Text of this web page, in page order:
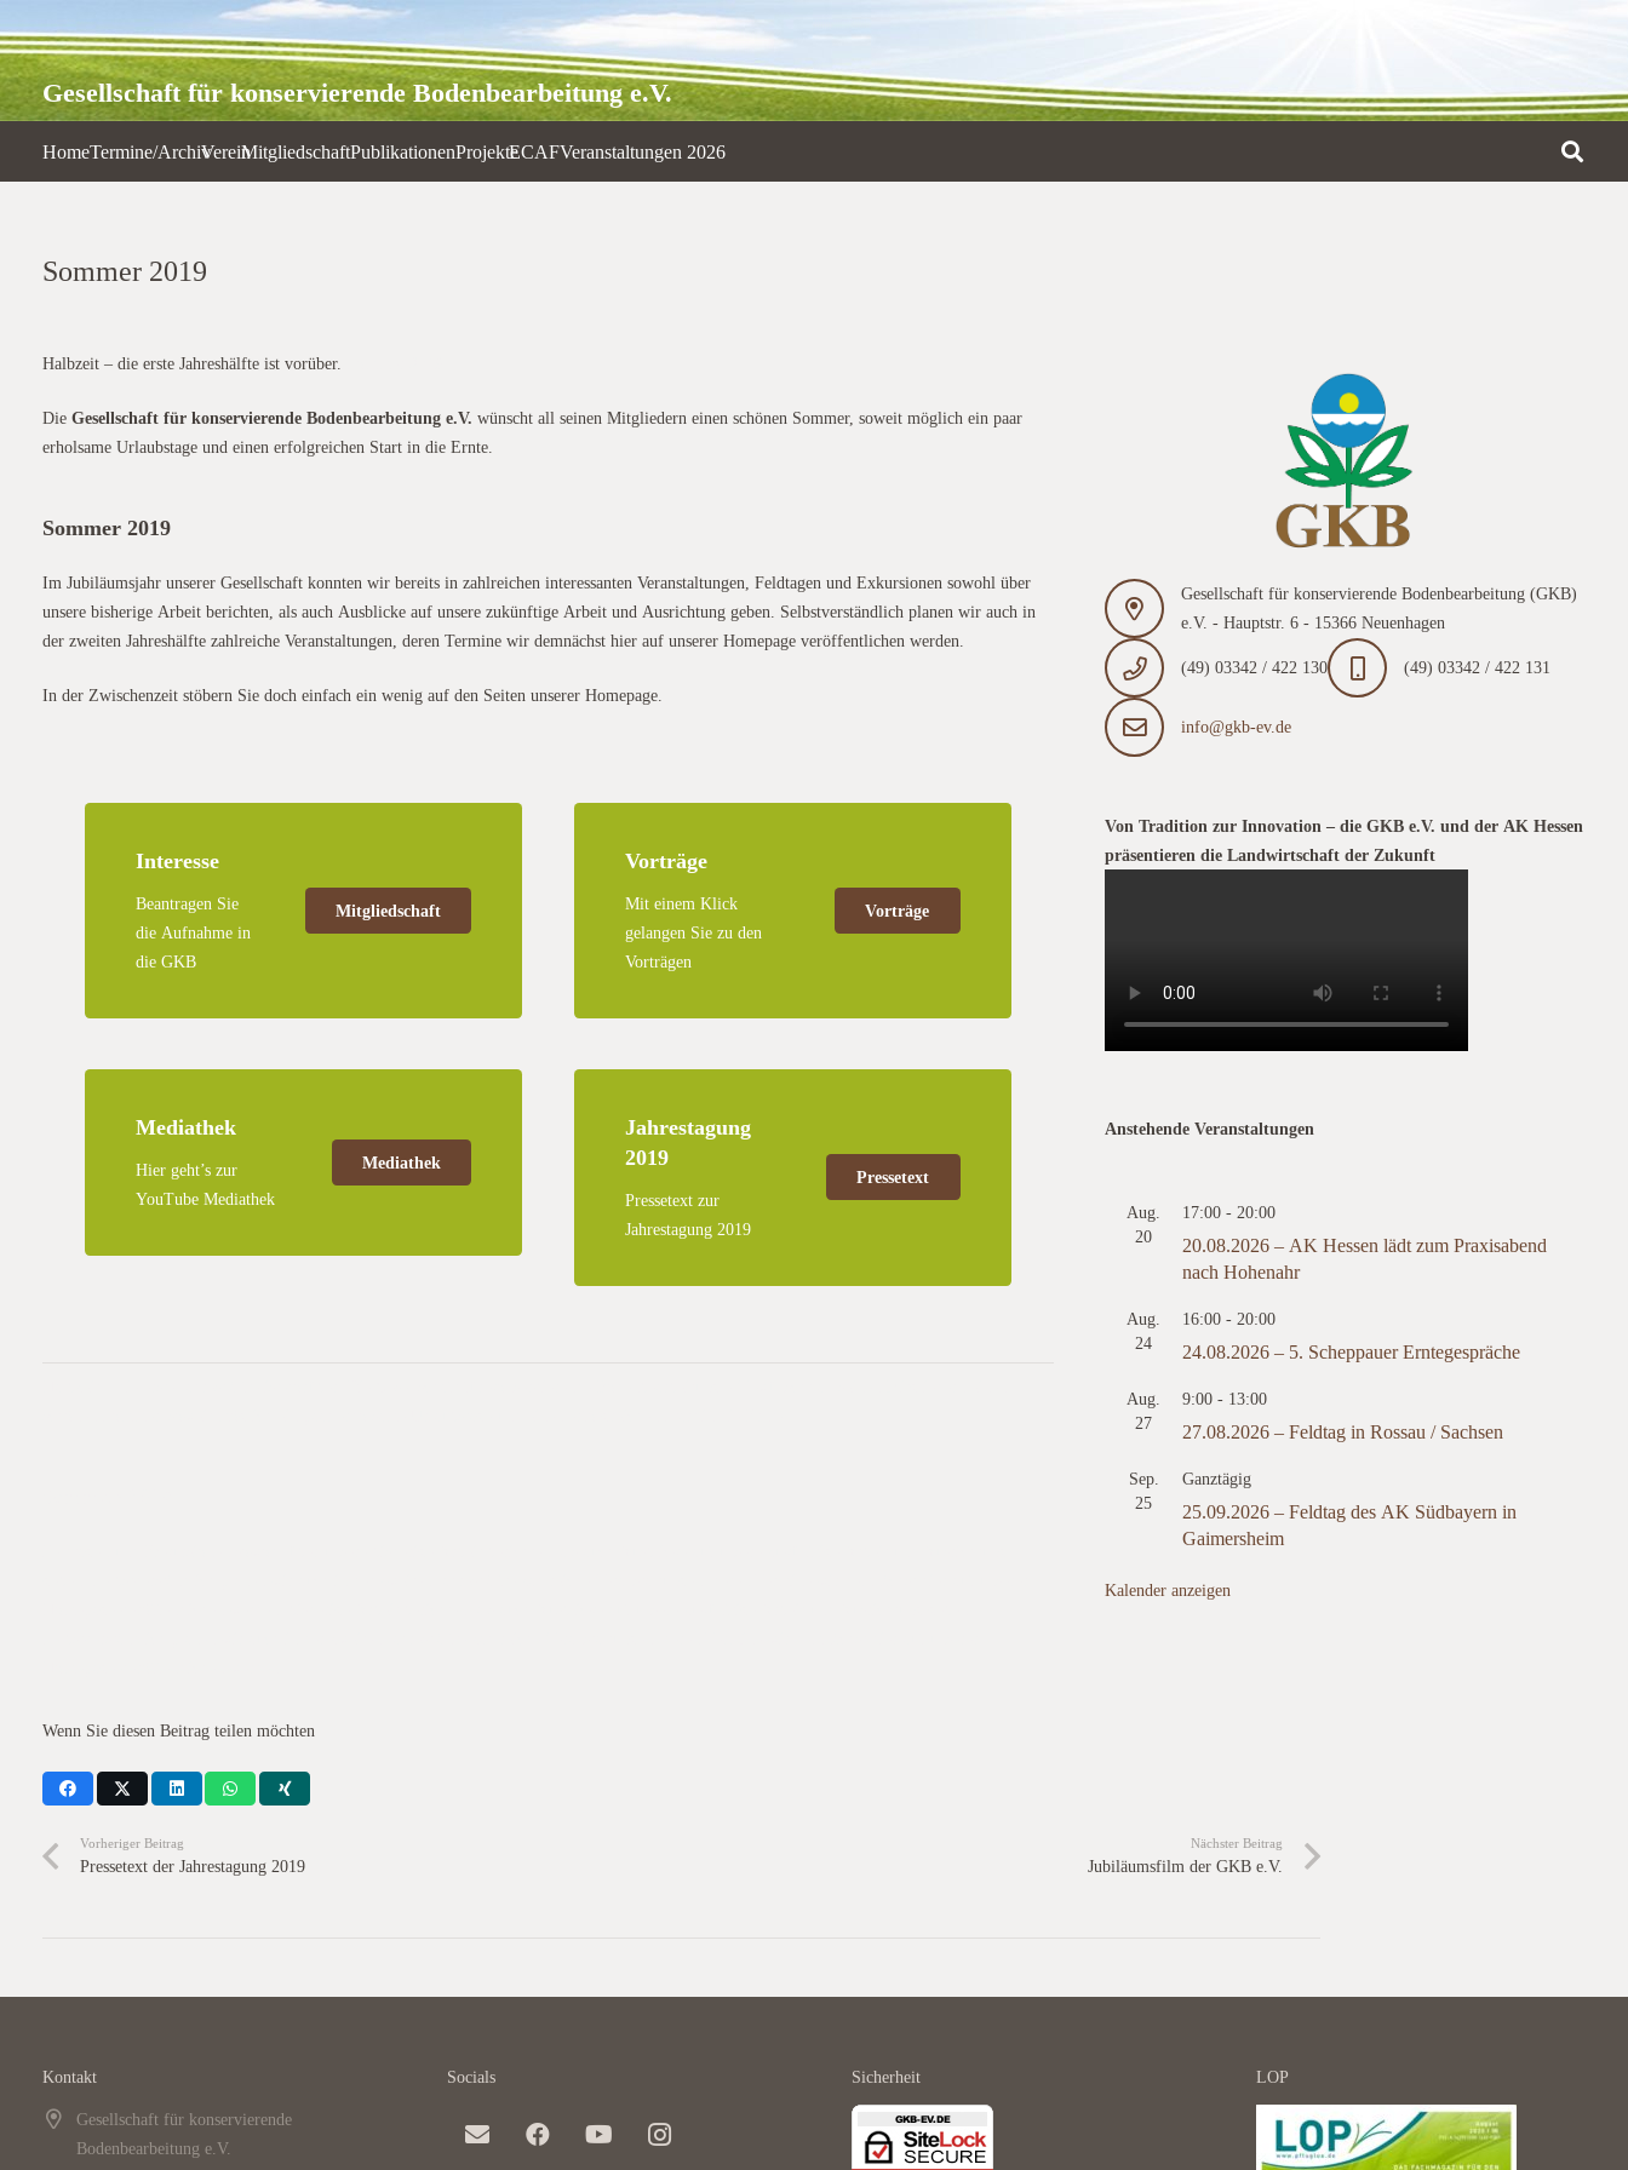
Gesellschaft für konservierende Bodenbearbeitung e.V.
HomeTermine/ArchivVereinMitgliedschaftPublikationenProjekteECAFVeranstaltungen 2026
Sommer 2019
Halbzeit – die erste Jahreshälfte ist vorüber.
Die Gesellschaft für konservierende Bodenbearbeitung e.V. wünscht all seinen Mitgliedern einen schönen Sommer, soweit möglich ein paar
erholsame Urlaubstage und einen erfolgreichen Start in die Ernte.
Sommer 2019
Im Jubiläumsjahr unserer Gesellschaft konnten wir bereits in zahlreichen interessanten Veranstaltungen, Feldtagen und Exkursionen sowohl über
unsere bisherige Arbeit berichten, als auch Ausblicke auf unsere zukünftige Arbeit und Ausrichtung geben. Selbstverständlich planen wir auch in
der zweiten Jahreshälfte zahlreiche Veranstaltungen, deren Termine wir demnächst hier auf unserer Homepage veröffentlichen werden.
In der Zwischenzeit stöbern Sie doch einfach ein wenig auf den Seiten unserer Homepage.
Interesse
Beantragen Sie
die Aufnahme in
die GKB
Mitgliedschaft
Mediathek
Hier geht’s zur
YouTube Mediathek
Mediathek
Vorträge
Mit einem Klick
gelangen Sie zu den
Vorträgen
Vorträge
Jahrestagung
2019
Pressetext zur
Jahrestagung 2019
Pressetext
Gesellschaft für konservierende Bodenbearbeitung (GKB)
e.V. - Hauptstr. 6 - 15366 Neuenhagen
(49) 03342 / 422 130
(49) 03342 / 422 131
info@gkb-ev.de
Von Tradition zur Innovation – die GKB e.V. und der AK Hessen
präsentieren die Landwirtschaft der Zukunft
Anstehende Veranstaltungen
Aug.
20
17:00 - 20:00
20.08.2026 – AK Hessen lädt zum Praxisabend
nach Hohenahr
Aug.
24
16:00 - 20:00
24.08.2026 – 5. Scheppauer Erntegespräche
Aug.
27
9:00 - 13:00
27.08.2026 – Feldtag in Rossau / Sachsen
Sep.
25
Ganztägig
25.09.2026 – Feldtag des AK Südbayern in
Gaimersheim
Kalender anzeigen
Wenn Sie diesen Beitrag teilen möchten
Vorheriger Beitrag
Pressetext der Jahrestagung 2019
Nächster Beitrag
Jubiläumsfilm der GKB e.V.
Kontakt
Gesellschaft für konservierende
Bodenbearbeitung e.V.
Socials Sicherheit LOP